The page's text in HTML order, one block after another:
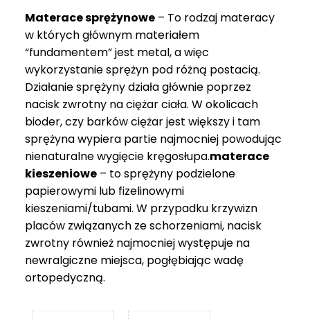
749 zł
Materace sprężynowe – To rodzaj materacy
w których głównym materiałem
“fundamentem” jest metal, a więc
wykorzystanie sprężyn pod różną postacią.
Działanie sprężyny działa głównie poprzez
nacisk zwrotny na ciężar ciała. W okolicach
bioder, czy barków ciężar jest większy i tam
sprężyna wypiera partie najmocniej powodując
nienaturalne wygięcie kręgosłupa.materace
kieszeniowe – to sprężyny podzielone
papierowymi lub fizelinowymi
kieszeniami/tubami. W przypadku krzywizn
placów związanych ze schorzeniami, nacisk
zwrotny również najmocniej występuje na
newralgiczne miejsca, pogłębiając wadę
ortopedyczną.